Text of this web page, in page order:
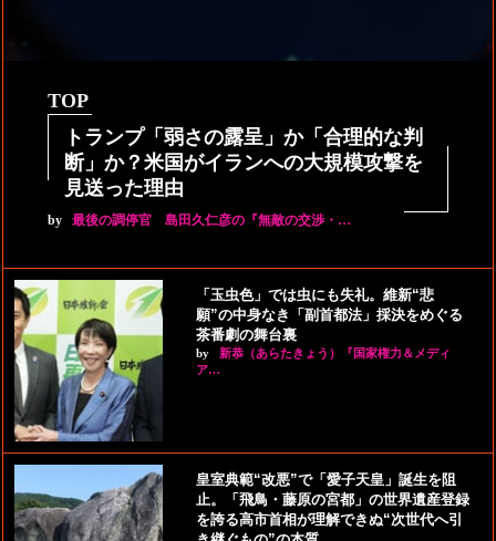
TOP
トランプ「弱さの露呈」か「合理的な判
断」か？米国がイランへの大規模攻撃を
見送った理由
by 最後の調停官 島田久仁彦の『無敵の交渉・…
「玉虫色」では虫にも失礼。維新“悲
願”の中身なき「副首都法」採決をめぐる
茶番劇の舞台裏
by
新恭（あらたきょう）『国家権力＆メディ
ア…
皇室典範“改悪”で「愛子天皇」誕生を阻
止。「飛鳥・藤原の宮都」の世界遺産登録
を誇る高市首相が理解できぬ“次世代へ引